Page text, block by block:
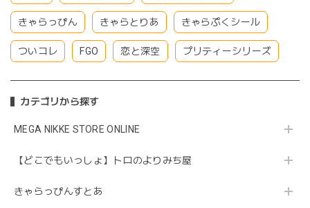
きゃらっぴん きゃらとりあ きゃらぷくシール
ついコレ FGO 恋と深空 プリティーシリーズ
カテゴリから探す
MEGA NIKKE STORE ONLINE
【どこでもいっしょ】トロのよりみち屋
きゃらっぴんすとあ